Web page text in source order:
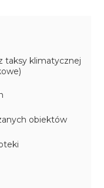
taksy klimatycznej
obiektów